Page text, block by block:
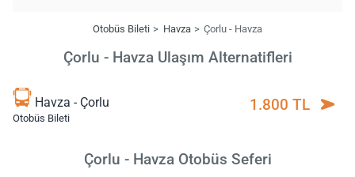
Otobüs Bileti Havza Çorlu - Havza
Çorlu - Havza Ulaşım Alternatifleri
Havza - Çorlu
Otobüs Bileti
1.800 TL
Çorlu - Havza Otobüs Seferi